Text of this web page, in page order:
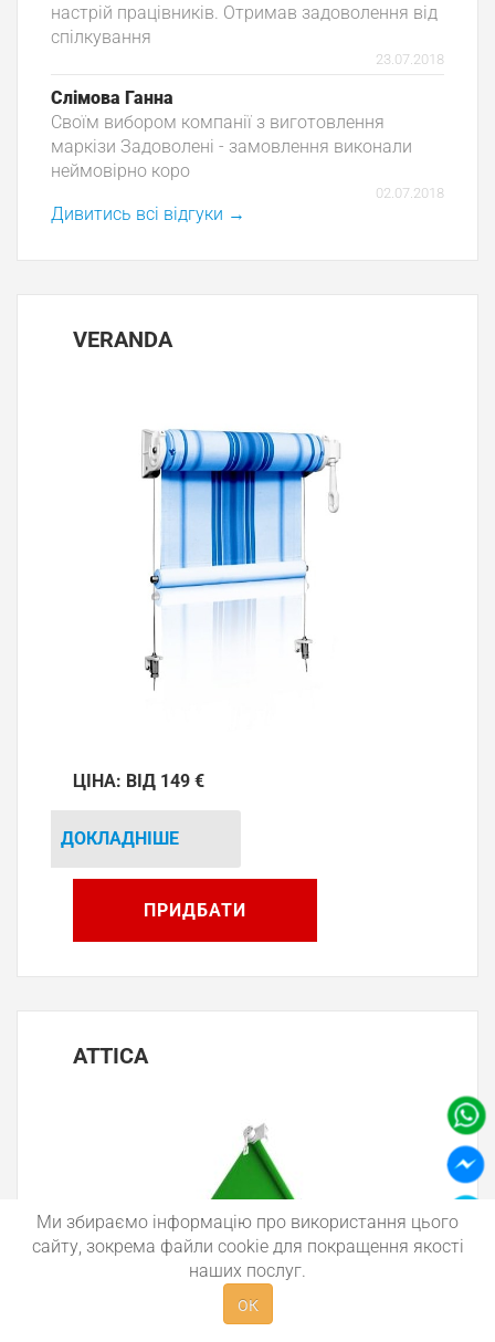
настрій працівників. Отримав задоволення від
спілкування
23.07.2018
Слімова Ганна
Своїм вибором компанії з виготовлення
маркізи Задоволені - замовлення виконали
неймовірно коро
02.07.2018
Дивитись всі відгуки →
VERANDA
ЦІНА: ВІД 149 €
ДОКЛАДНІШЕ
ПРИДБАТИ
ATTICA
Ми збираємо інформацію про використання цього
сайту, зокрема файли cookie для покращення якості
наших послуг.
ОК